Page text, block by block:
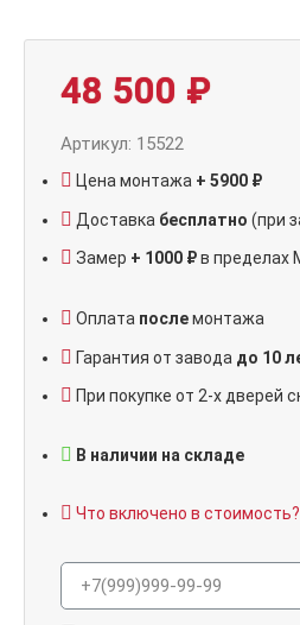
48 500 ₽
Артикул: 15522
Цена монтажа + 5900 ₽
Доставка бесплатно (при
Замер + 1000 ₽в пределах
Оплата послемонтажа
Гарантия от завода до 10
При покупке от 2-х дверей
В наличии на складе
Что включено в стоимость?